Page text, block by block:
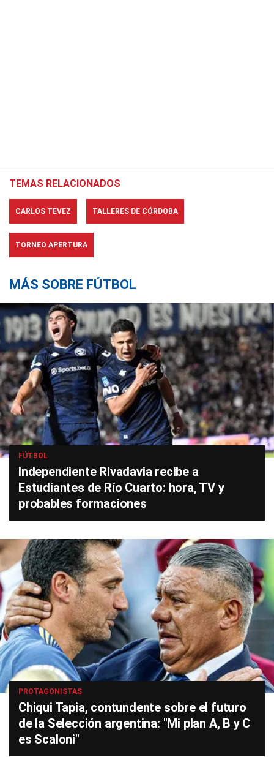
TEMAS RELACIONADOS
CARLOS TEVEZ TALLERES DE CÓRDOBA
TORNEO APERTURA
MÁS SOBRE FÚTBOL
FÚTBOL
Independiente Rivadavia recibe a
Estudiantes de Río Cuarto: hora, TV y
probables formaciones
PROTAGONISTAS
Chiqui Tapia, contundente sobre el futuro
de la Selección argentina: "Mi plan A, B y C
es Scaloni"